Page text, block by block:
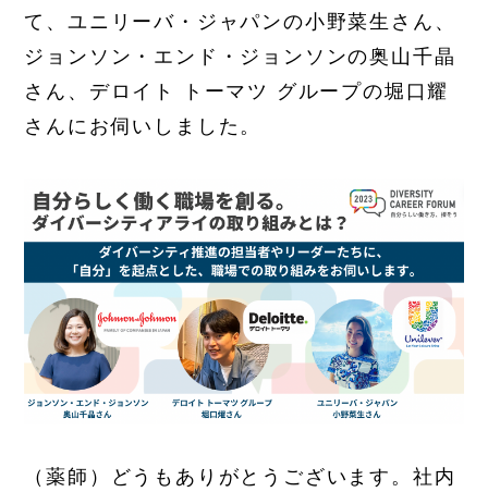
て、ユニリーバ・ジャパンの小野菜生さん、
ジョンソン・エンド・ジョンソンの奥山千晶
さん、デロイト トーマツ グループの堀口耀
さんにお伺いしました。
（薬師）どうもありがとうございます。社内